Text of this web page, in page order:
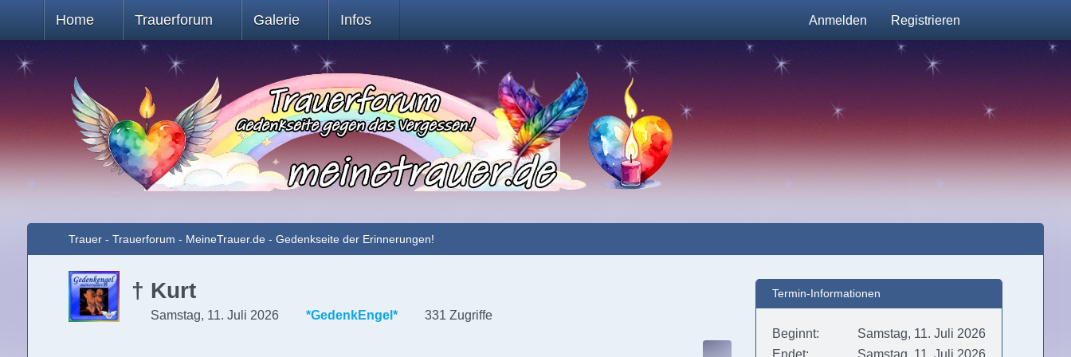
Home Trauerforum Galerie Infos Anmelden Registrieren
Trauer - Trauerforum - MeineTrauer.de - Gedenkseite der Erinnerungen!
† Kurt
Samstag, 11. Juli 2026 *GedenkEngel* 331 Zugriffe
Termin-Informationen
Beginnt
Samstag, 11. Juli 2026
Endet
Samstag, 11. Juli 2026